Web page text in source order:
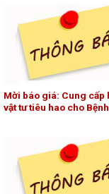
Mời báo giá: Cung cấp
vật tư tiêu hao cho